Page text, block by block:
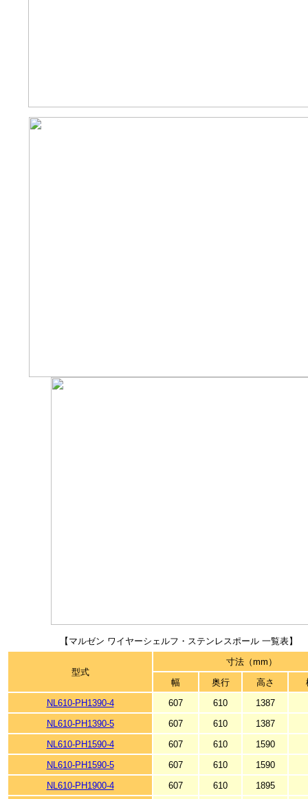
【マルゼン ワイヤーシェルフ・ステンレスポール 一覧表】
型式
寸法（mm）
幅
奥行 高さ
NL610-PH1390-4
607 610
1387
NL610-PH1390-5
607 610
1387
NL610-PH1590-4
607 610
1590
NL610-PH1590-5
607 610
1590
NL610-PH1900-4
607 610 1895